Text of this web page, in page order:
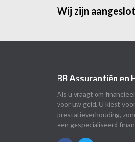
Wij zijn
BB Assurantiën en
Als u vraagt om
voor uw geld. U kiest
prestatieverhouding,
een gespecialiseerd